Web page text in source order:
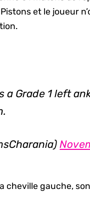
et le joueur
a Grade 1 left
cheville gauche,